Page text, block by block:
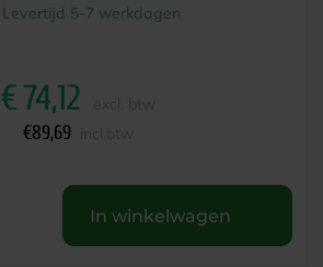
Levertijd 5-7 werkdagen
€74,12
€89,69
In winkelwagen